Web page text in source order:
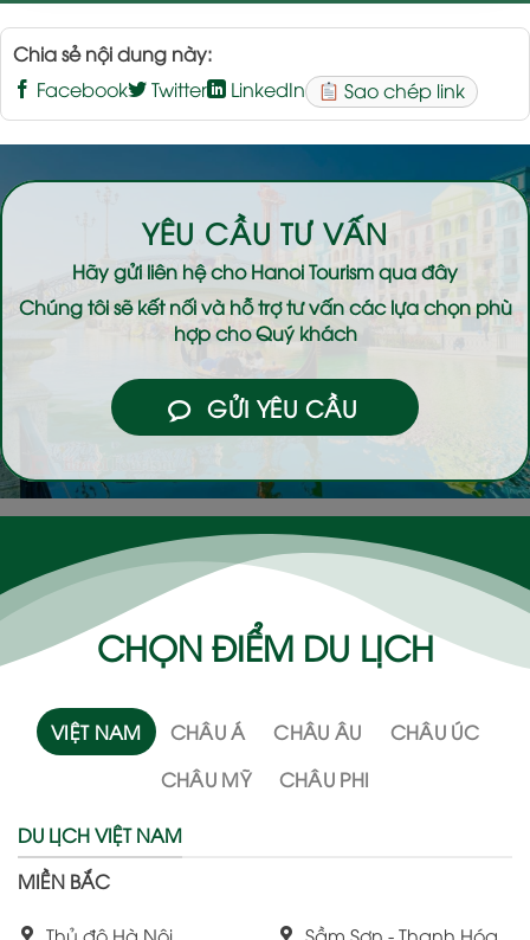
Chia sẻ nội dung này:
Facebook
Twitter LinkedIn Sao chép link
YÊU CẦU TƯ VẤN
Hãy gửi liên hệ choHanoi Tourismqua đây
Chúng tôi sẽ kết nối và hỗ trợ tư vấn các lựa chọn phù
hợp cho Quý khách
GỬI YÊU CẦU
CHỌN ĐIỂM DU LỊCH
VIỆT NAM CHÂU Á CHÂU ÂU
CHÂU ÚC
CHÂU MỸ
CHÂU PHI
DU LỊCH VIỆT NAM
MIỀN BẮC